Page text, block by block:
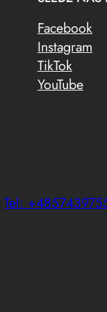
Facebook
Instagram
TikTok
YouTube
Tel: